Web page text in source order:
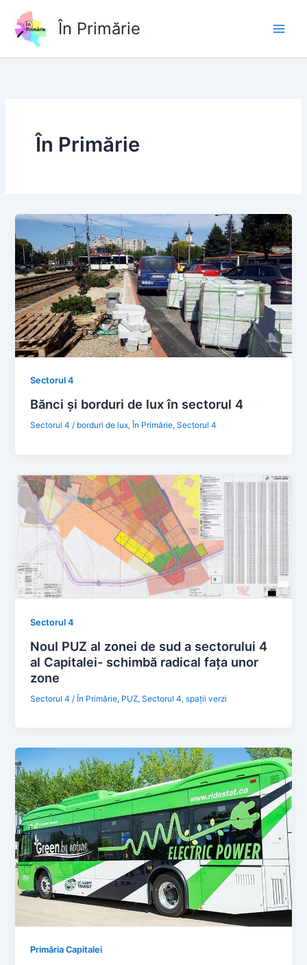
content
În Primărie
În Primărie
Sectorul 4
Bănci şi borduri de lux în sectorul 4
Sectorul 4 / borduri de lux, În Primărie,Sectorul 4
Sectorul 4
Noul PUZ al zonei de sud a sectorului 4
al Capitalei- schimbă radical fața unor
zone
Sectorul 4 /În Primărie, PUZ,Sectorul 4,spații verzi
Primăria Capitalei